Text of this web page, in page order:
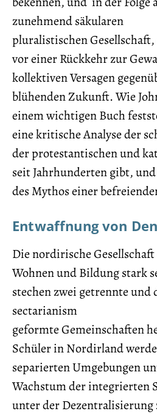
zunehmend säkularen
pluralistischen
vor einer Rückkehr zur
kollektiven Versagen
blühenden Zukunft. Wie
einem wichtigen Buch
eine kritische Analyse der
der protestantischen und
seit Jahrhunderten gibt,
des Mythos einer
Entwaffnung von
Die nordirische
Wohnen und Bildung stark
stechen zwei getrennte und
sectarianism
geformte Gemeinschaften
Schüler in Nordirland
separierten Umgebungen
Wachstum der integrierten
unter der